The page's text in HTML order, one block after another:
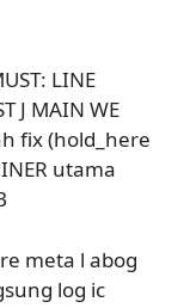
LINE
J MAIN WE
fix (hold_here
utama
meta l abog
log ic